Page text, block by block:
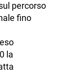
percorso
fino
la